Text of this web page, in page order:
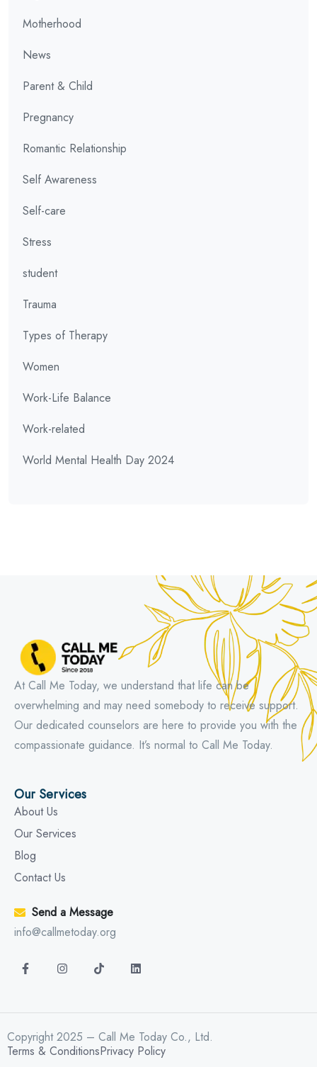
Motherhood
News
Parent & Child
Pregnancy
Romantic Relationship
Self Awareness
Self-care
Stress
student
Trauma
Types of Therapy
Women
Work-Life Balance
Work-related
World Mental Health Day 2024
At Call Me Today, we understand that life can be
overwhelming and may need somebody to receive support.
Our dedicated counselors are here to provide you with the
compassionate guidance. It’s normal to Call Me Today.
Our Services
About Us
Our Services
Blog
Contact Us
Send a Message
info@callmetoday.org
Copyright 2025 – Call Me Today Co., Ltd.
Terms & ConditionsPrivacy Policy